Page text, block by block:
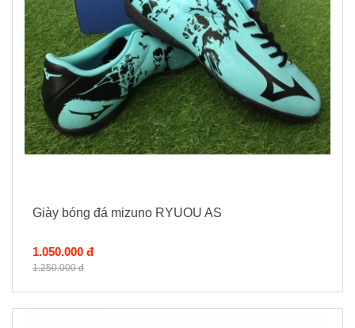
Giày bóng đá mizuno RYUOU AS
1.050.000 đ
1.250.000 đ